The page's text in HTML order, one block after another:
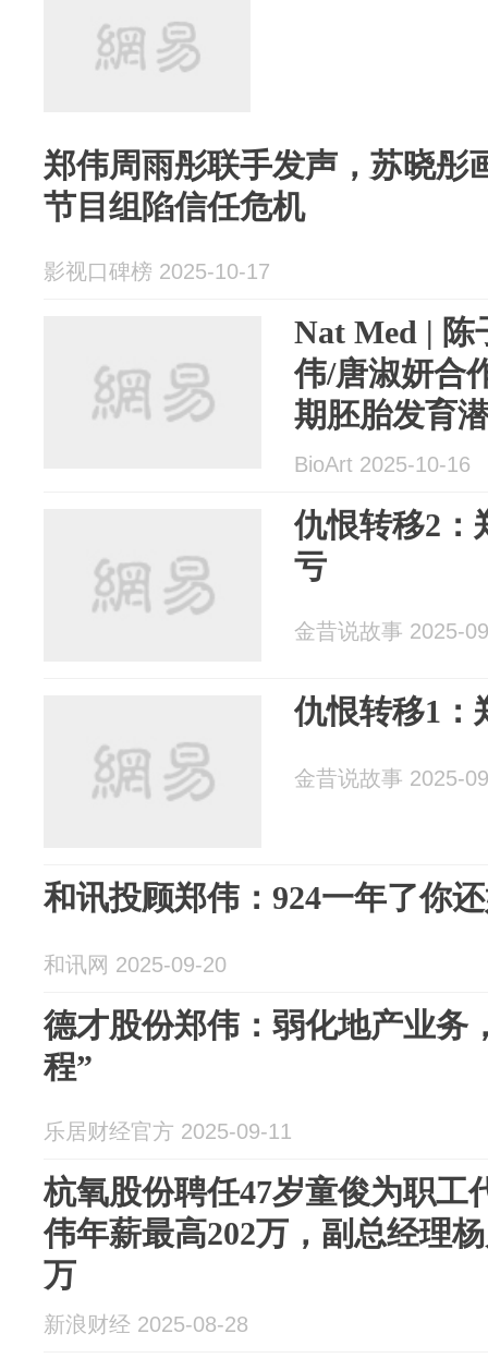
郑伟周雨彤联手发声，苏晓彤
节目组陷信任危机
影视口碑榜 2025-10-17
Nat Med | 陈
伟/唐淑妍合
期胚胎发育
遗传图谱
BioArt 2025-10-16
仇恨转移2：
亏
金昔说故事 2025-
仇恨转移1：
金昔说故事 2025-
和讯投顾郑伟：924一年了你
和讯网 2025-09-20
德才股份郑伟：弱化地产业务
程”
乐居财经官方 2025-09-11
杭氧股份聘任47岁童俊为职工
伟年薪最高202万，副总经理
万
新浪财经 2025-08-28